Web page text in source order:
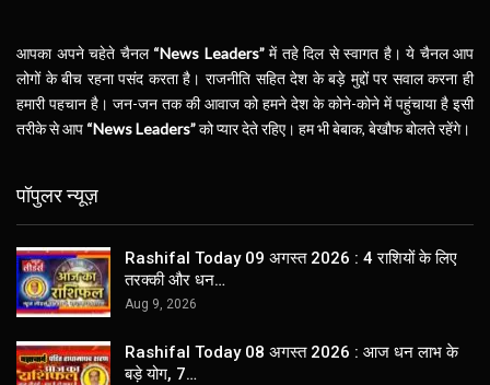
आपका अपने चहेते चैनल “News Leaders”में तहे दिल से स्वागत है। ये चैनल आप
लोगों के बीच रहना पसंद करता है। राजनीति सहित देश के बड़े मुद्दों पर सवाल करना ही
हमारी पहचान है। जन-जन तक की आवाज को हमने देश के कोने-कोने में पहुंचाया है इसी
तरीके से आप “News Leaders”को प्यार देते रहिए। हम भी बेबाक, बेखौफ बोलते रहेंगे।
पॉपुलर न्यूज़
Rashifal Today 09 अगस्त 2026 : 4 राशियों के लिए
तरक्की और धन…
Aug 9, 2026
Rashifal Today 08 अगस्त 2026 : आज धन लाभ के
बड़े योग, 7…